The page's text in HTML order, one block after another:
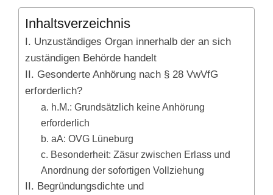
Inhaltsverzeichnis
I. Unzuständiges Organ innerhalb der an sich
zuständigen Behörde handelt
II. Gesonderte Anhörung nach § 28 VwVfG
erforderlich?
a. h.M.: Grundsätzlich keine Anhörung
erforderlich
b. aA: OVG Lüneburg
c. Besonderheit: Zäsur zwischen Erlass und
Anordnung der sofortigen Vollziehung
II. Begründungsdichte und